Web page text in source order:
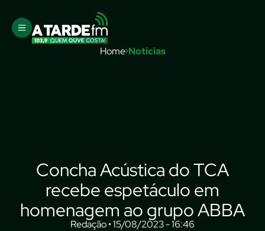
Home Notícias
Concha Acústica do TCA
recebe espetáculo em
homenagem ao grupo ABBA
Redação • 15/08/2023 - 16:46